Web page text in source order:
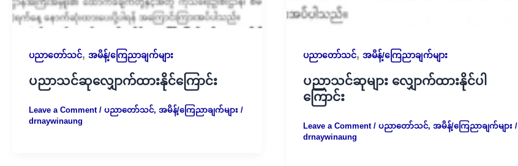
ပညာတော်သင်, အမိန့်/ကြေညာချက်များ
ပညာသင်ဆုလျှောက်ထားနိုင်ကြောင်း
Leave a Comment / ပညာတော်သင်, အမိန့်/ကြေညာချက်များ /
drnaywinaung
ပညာတော်သင်, အမိန့်/ကြေညာချက်များ
ပညာသင်ဆုများ လျှောက်ထားနိုင်ပါ
ကြောင်း
Leave a Comment / ပညာတော်သင်, အမိန့်/ကြေညာချက်များ/
drnaywinaung